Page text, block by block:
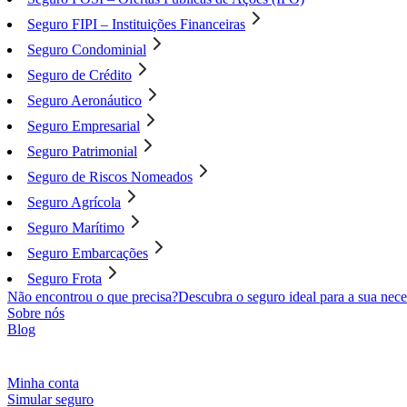
Seguro FIPI – Instituições Financeiras
Seguro Condominial
Seguro de Crédito
Seguro Aeronáutico
Seguro Empresarial
Seguro Patrimonial
Seguro de Riscos Nomeados
Seguro Agrícola
Seguro Marítimo
Seguro Embarcações
Seguro Frota
Não encontrou o que precisa?Descubra o seguro ideal para a sua
Sobre nós
Blog
Minha conta
Simular seguro